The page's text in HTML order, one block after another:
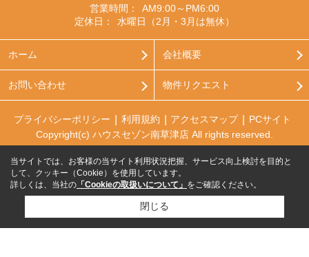
営業時間：
AM9:00～PM6:00
定休日：
水曜日（2月・3月は無休）
ホーム 会社概要
お問い合わせ 物件リクエスト
プライバシーポリシー 利用規約 アクセスマップ
PCサイト
Copyright(c) ハウスセゾン南草津店 All rights reserved.
当サイトでは、お客様の当サイト利用状況把握、サービス向上検討を目的と
して、クッキー（Cookie）を使用しています。
詳しくは、当社の 「Cookieの取扱いについて」 をご確認ください。
閉じる